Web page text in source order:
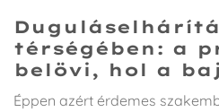
térségében: a
belövi, hol a
Éppen azért érdemes